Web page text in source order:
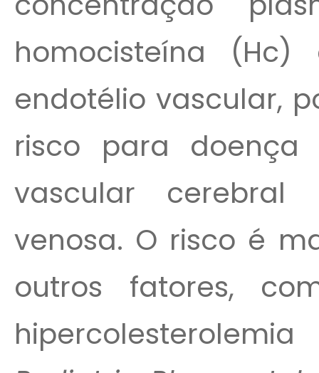
homocisteína
endotélio vascular,
risco para doença
vascular cerebral
venosa. O risco é
outros fatores,